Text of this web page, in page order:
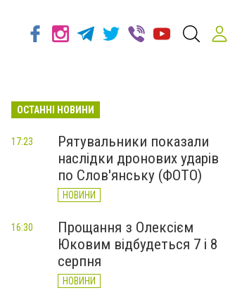
ОСТАННІ НОВИНИ
Рятувальники показали
наслідки дронових ударів
по Слов'янську (ФОТО)
НОВИНИ
17:23
Прощання з Олексієм
Юковим відбудеться 7 і 8
серпня
НОВИНИ
16:30